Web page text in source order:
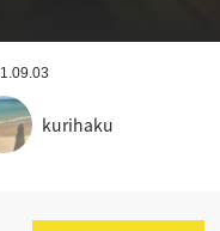
kurihaku